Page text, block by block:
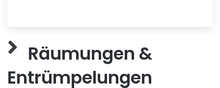
Räumungen &
Entrümpelungen